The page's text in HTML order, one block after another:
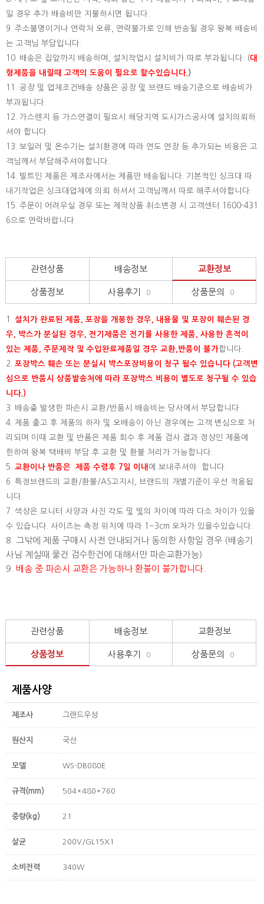
일 경우 추가 배송비만 지불하시면 됩니다.
9. 주소불명이거나 연락처 오류, 연락불가로 인해 반송될 경우 왕복 배송비
는 고객님 부담입니다.
10. 배송은 집앞까지 배송하며, 설치작업시 설치비가 따로 부과됩니다. (대
형제품을 내릴때 고객의 도움이 필요로 할수있습니다. )
11. 공장 및 업체조건배송 상품은 공장 및 브랜드 배송기준으로 배송비가
부과됩니다.
12. 가스렌지 등 가스연결이 필요시 해당지역 도시가스공사에 설치의뢰하
셔야 합니다.
13. 보일러 및 온수기는 설치환경에 따라 연도 연장 등 추가되는 비용은 고
객님께서 부담해주셔야합니다.
14. 빌트인 제품은 제조사에서는 제품만 배송됩니다. 기본적인 싱크대 따
내기작업은 싱크대업체에 의뢰 하셔서 고객님께서 따로 해주셔야합니다.
15. 주문이 어려우실 경우 또는 제작상품 취소변경 시 고객센터 1600-431
6으로 연락바랍니다.
관련상품 배송정보 교환정보
상품정보 사용후기 0 상품문의 0
1. 설치가 완료된 제품, 포장을 개봉한 경우, 내용물 및 포장이 훼손된 경
우, 박스가 분실된 경우, 전기제품은 전기를 사용한 제품, 사용한 흔적이
있는 제품, 주문제작 및 수입완료제품일 경우 교환,반품이 불가합니다.
2. 포장박스 훼손 또는 분실시 박스포장비용이 청구 될수 있습니다 (고객변
심으로 반품시 상품발송처에 따라 포장박스 비용이 별도로 청구될 수 있습
니다.)
3. 배송중 발생한 파손시 교환/반품시 배송비는 당사에서 부담합니다.
4. 제품 출고 후 제품의 하자 및 오배송이 아닌 경우에는 고객 변심으로 처
리되며 이때 교환 및 반품은 제품 회수 후 제품 검사 결과 정상인 제품에
한하여 왕복 택배비 부담 후 교환 및 환불 처리가 가능합니다.
5. 교환이나 반품은 제품 수령후 7일 이내 에 보내주셔야 합니다.
6. 특정브랜드의 교환/환불/AS고지시, 브랜드의 개별기준이 우선 적용됩
니다.
7. 색상은 모니터 사양과 사진 각도 및 빛의 차이에 따라 다소 차이가 있을
수 있습니다. 사이즈는 측정 위치에 따라 1~3cm 오차가 있을수있습니다.
8. 그밖에 제품 구매시 사전 안내되거나 동의한 사항일 경우 (배송기
사님 계실때 물건 검수한건에 대해서만 파손교환가능)
9. 배송 중 파손시 교환은 가능하나 환불이 불가합니다.
관련상품 배송정보 교환정보
상품정보 사용후기 0 상품문의 0
제품사양
제조사 그랜드우성
원산지 국산
모델 WS-DB080E
규격(mm) 504*480*760
중량(kg) 21
살균 200V/GL15X1
소비전력 340W